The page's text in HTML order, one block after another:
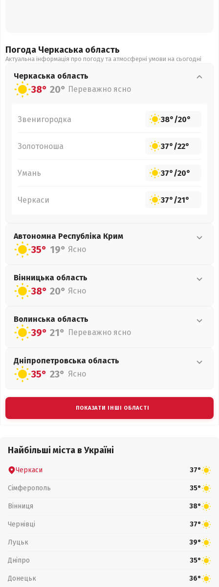
Погода Черкаська область
Актуальна інформація про погоду та атмосферні умови на сьогодні
Черкаська область
38° 20° Переважно ясно
Звенигородка 38°/20°
Золотоноша 37°/22°
Умань 37°/20°
Черкаси 37°/21°
Автономна Республіка Крим
35° 19° Ясно
Вінницька область
38° 20° Ясно
Волинська область
39° 21° Переважно ясно
Дніпропетровська область
35° 23° Ясно
ПОКАЗАТИ ІНШІ ОБЛАСТІ
Найбільші міста в Україні
Черкаси 37°
Сімферополь 35°
Вінниця 38°
Чернівці 37°
Луцьк 39°
Дніпро 35°
Донецьк 36°